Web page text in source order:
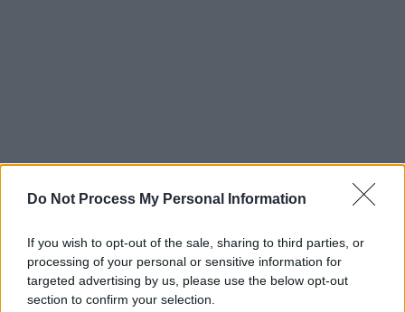
Do Not Process My Personal Information
If you wish to opt-out of the sale, sharing to third parties, or
processing of your personal or sensitive information for
targeted advertising by us, please use the below opt-out
section to confirm your selection.